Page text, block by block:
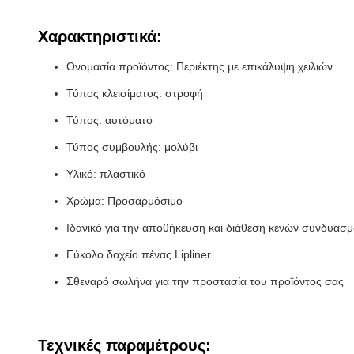
Χαρακτηριστικά:
Ονομασία προϊόντος: Περιέκτης με επικάλυψη χειλιών
Τύπος κλεισίματος: στροφή
Τύπος: αυτόματο
Τύπος συμβουλής: μολύβι
Υλικό: πλαστικό
Χρώμα: Προσαρμόσιμο
Ιδανικό για την αποθήκευση και διάθεση κενών
Εύκολο δοχείο πένας Lipliner
Σθεναρό σωλήνα για την προστασία του προϊόντος σας
Τεχνικές παραμέτρους: